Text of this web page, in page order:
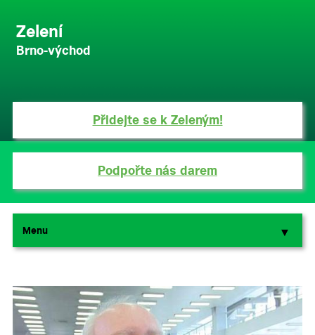
Zelení
Brno-východ
Přidejte se k Zeleným!
Podpořte nás darem
Menu ▼
▼
▼